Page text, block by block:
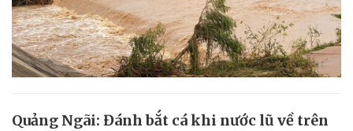
Quảng Ngãi: Đánh bắt cá khi nước lũ về trên